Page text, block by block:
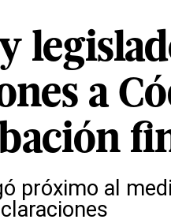
a
próximo al